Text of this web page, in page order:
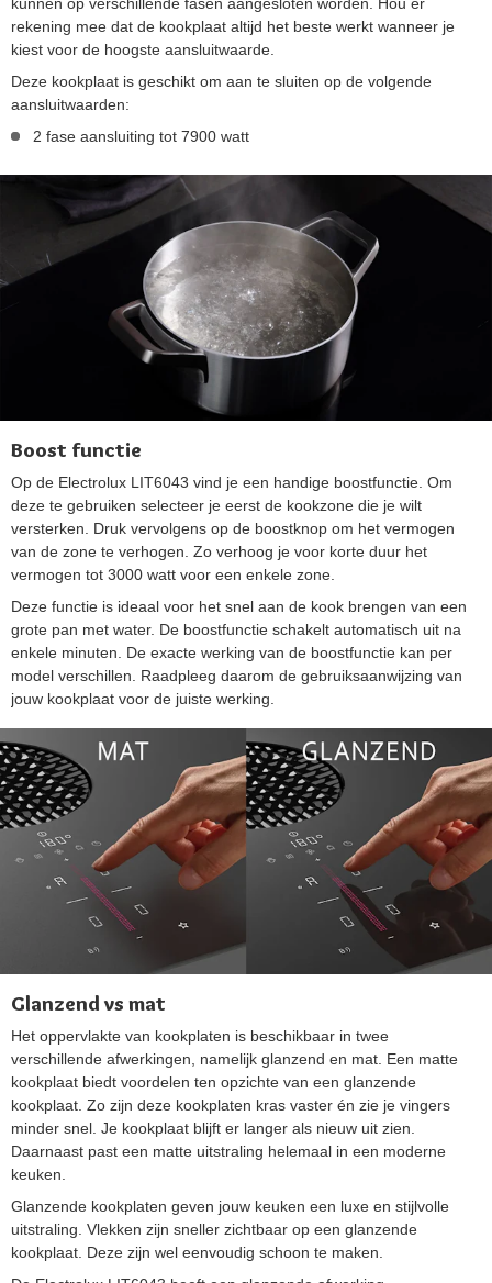
rekening mee dat de kookplaat altijd het beste werkt wanneer je
kiest voor de hoogste aansluitwaarde.
Deze kookplaat is geschikt om aan te sluiten op de volgende
aansluitwaarden:
2 fase aansluiting tot 7900 watt
Boost functie
Op de Electrolux LIT6043 vind je een handige boostfunctie. Om
deze te gebruiken selecteer je eerst de kookzone die je wilt
versterken. Druk vervolgens op de boostknop om het vermogen
van de zone te verhogen. Zo verhoog je voor korte duur het
vermogen tot 3000 watt voor een enkele zone.
Deze functie is ideaal voor het snel aan de kook brengen van een
grote pan met water. De boostfunctie schakelt automatisch uit na
enkele minuten. De exacte werking van de boostfunctie kan per
model verschillen. Raadpleeg daarom de gebruiksaanwijzing van
jouw kookplaat voor de juiste werking.
Glanzend vs mat
Het oppervlakte van kookplaten is beschikbaar in twee
verschillende afwerkingen, namelijk glanzend en mat. Een matte
kookplaat biedt voordelen ten opzichte van een glanzende
kookplaat. Zo zijn deze kookplaten kras vaster én zie je vingers
minder snel. Je kookplaat blijft er langer als nieuw uit zien.
Daarnaast past een matte uitstraling helemaal in een moderne
keuken.
Glanzende kookplaten geven jouw keuken een luxe en stijlvolle
uitstraling. Vlekken zijn sneller zichtbaar op een glanzende
kookplaat. Deze zijn wel eenvoudig schoon te maken.